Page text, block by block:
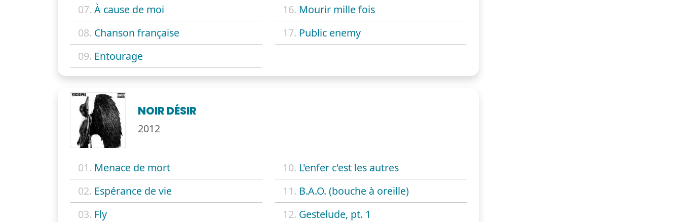
07. À cause de moi
08. Chanson française
09. Entourage
16. Mourir mille fois
17. Public enemy
NOIR DÉSIR
2012
01. Menace de mort
02. Espérance de vie
03. Fly
10. L'enfer c'est les autres
11. B.A.O. (bouche à oreille)
12. Gestelude, pt. 1